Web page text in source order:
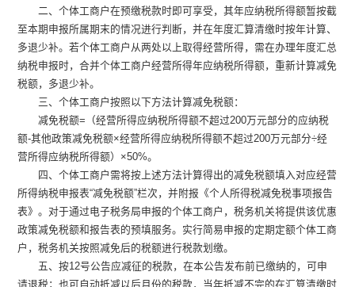
二、个体工商户在预缴税款时即可享受，其年应纳税所得额暂按截
至本期申报所属期末的情况进行判断，并在年度汇算清缴时按年计算、
多退少补。若个体工商户从两处以上取得经营所得，需在办理年度汇总
纳税申报时，合并个体工商户经营所得年应纳税所得额，重新计算减免
税额，多退少补。
三、个体工商户按照以下方法计算减免税额：
减免税额=（经营所得应纳税所得额不超过200万元部分的应纳税
额-其他政策减免税额×经营所得应纳税所得额不超过200万元部分÷经
营所得应纳税所得额）×50%。
四、个体工商户需将按上述方法计算得出的减免税额填入对应经营
所得纳税申报表“减免税额”栏次，并附报《个人所得税减免税事项报告
表》。对于通过电子税务局申报的个体工商户，税务机关将提供该优惠
政策减免税额和报告表的预填服务。实行简易申报的定期定额个体工商
户，税务机关按照减免后的税额进行税款划缴。
五、按12号公告应减征的税款，在本公告发布前已缴纳的，可申
请退税；也可自动抵减以后月份的税款，当年抵减不完的在汇算清缴时